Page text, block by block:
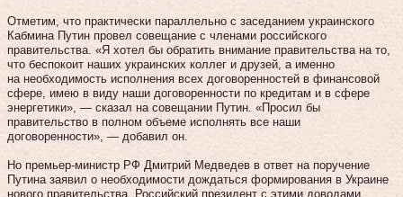
Отметим, что практически параллельно с заседанием украинского
Кабмина Путин провел совещание с членами российского
правительства. «Я хотел бы обратить внимание правительства на то,
что беспокоит наших украинских коллег и друзей, а именно
на необходимость исполнения всех договоренностей в финансовой
сфере, имею в виду наши договоренности по кредитам и в сфере
энергетики», — сказал на совещании Путин. «Просил бы
правительство в полном объеме исполнять все наши
договоренности», — добавил он.
Но премьер-министр РФ Дмитрий Медведев в ответ на поручение
Путина заявил о необходимости дождаться формирования в Украине
нового правительства. Российский президент с этими доводами